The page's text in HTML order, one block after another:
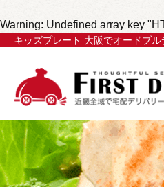
Warning: Undefined array key
キッズプレート 大阪でオードブ